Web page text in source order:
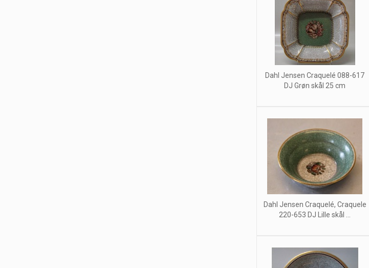
Dahl Jensen Craquelé 088-617
DJ Grøn skål 25 cm
Dahl Jensen Craquelé, Craquele
220-653 DJ Lille skål ...